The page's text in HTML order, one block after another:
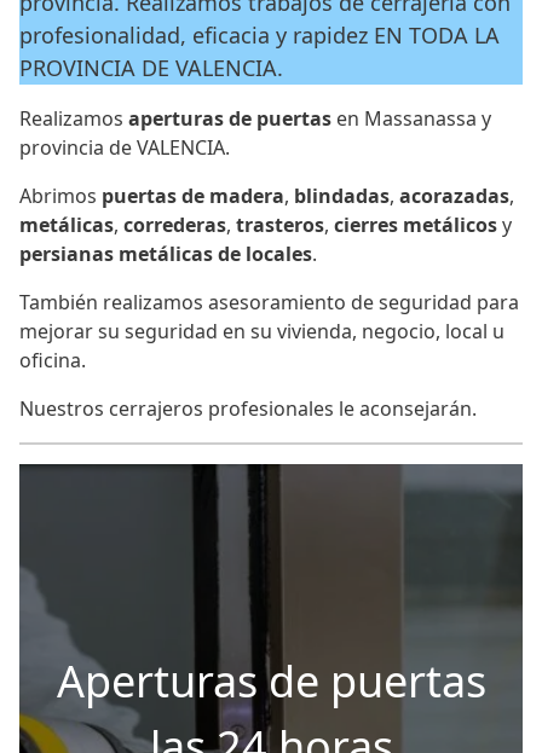
profesionalidad, eficacia y rapidez EN TODA LA
PROVINCIA DE VALENCIA.
Realizamos aperturas de puertas en Massanassa y
provincia de VALENCIA.
Abrimos puertas de madera, blindadas, acorazadas,
metálicas, correderas, trasteros, cierres metálicosy
persianas metálicas de locales.
También realizamos asesoramiento de seguridad para
mejorar su seguridad en su vivienda, negocio, local u
oficina.
Nuestros cerrajeros profesionales le aconsejarán.
Aperturas de puertas